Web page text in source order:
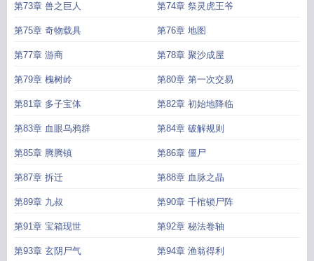
第73章 兽之巨人 第74章 祭灵虎王爷
第75章 奇物载具 第76章 地图
第77章 游商 第78章 聚沙成屋
第79章 槐树岭 第80章 第一次交易
第81章 多子宝体 第82章 初始地降临
第83章 血眼乌鸦群 第84章 破解规则
第85章 腾腾镇 第86章 僵尸
第87章 拆迁 第88章 血脉之晶
第89章 九叔 第90章 千棺锁尸阵
第91章 宝箱现世 第92章 秘法卷轴
第93章 玄阴尸气 第94章 渔翁得利